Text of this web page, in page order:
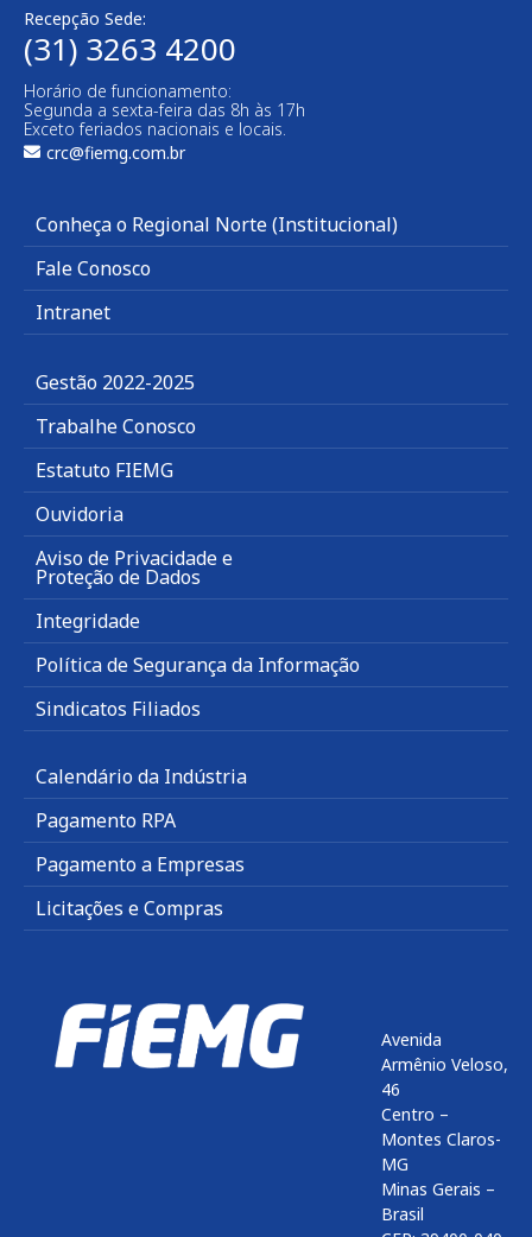
Recepção Sede:
(31) 3263 4200
Horário de funcionamento:
Segunda a sexta-feira das 8h às 17h
Exceto feriados nacionais e locais.
crc@fiemg.com.br
Conheça o Regional Norte (Institucional)
Fale Conosco
Intranet
Gestão 2022-2025
Trabalhe Conosco
Estatuto FIEMG
Ouvidoria
Aviso de Privacidade e
Proteção de Dados
Integridade
Política de Segurança da Informação
Sindicatos Filiados
Calendário da Indústria
Pagamento RPA
Pagamento a Empresas
Licitações e Compras
Avenida
Armênio Veloso,
46
Centro –
Montes Claros-
MG
Minas Gerais –
Brasil